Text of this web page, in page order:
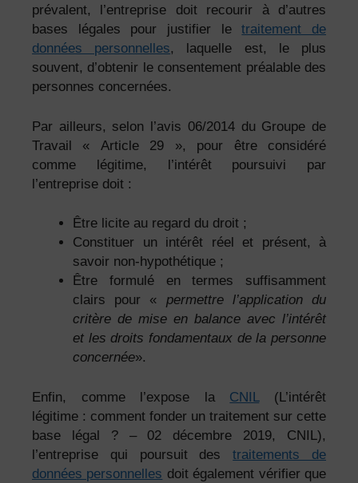
prévalent, l’entreprise doit recourir à d’autres
bases légales pour justifier letraitement de
données personnelles, laquelle est, le plus
souvent, d’obtenir le consentement préalable des
personnes concernées.
Par ailleurs, selon l’avis 06/2014 du Groupe de
Travail « Article 29 », pour être considéré
comme légitime, l’intérêt poursuivi par
l’entreprise doit :
Être licite au regard du droit ;
Constituer un intérêt réel et présent, à
savoir non-hypothétique ;
Être formulé en termes suffisamment
clairs pour « permettre l’application du
critère de mise en balance avec l’intérêt
et les droits fondamentaux de la personne
concernée».
Enfin, comme l’expose la CNIL
(L’intérêt
légitime : comment fonder un traitement sur cette
base légal ? – 02 décembre 2019, CNIL),
l’entreprise qui poursuit destraitements de
données personnelles doit également vérifier que